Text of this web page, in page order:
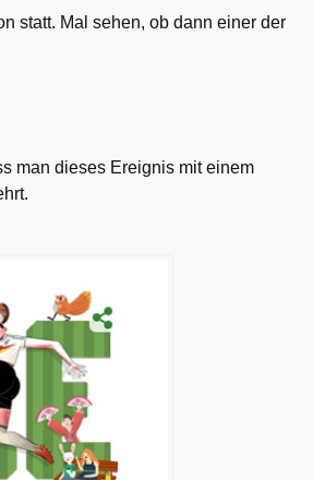
statt. Mal sehen, ob dann einer der
man dieses Ereignis mit einem